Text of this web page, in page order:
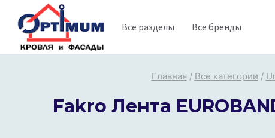
содержимому
Все разделы Все бренды
Главная / Все категории /
Fakro Лента